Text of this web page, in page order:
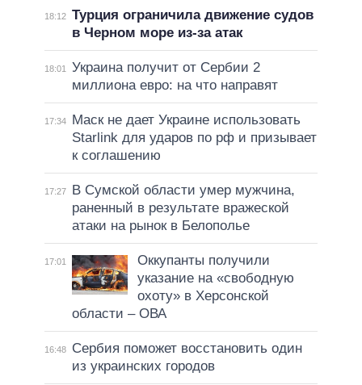
18:12 Турция ограничила движение судов
в Черном море из-за атак
18:01
Украина получит от Сербии 2
миллиона евро: на что направят
17:34
Маск не дает Украине использовать
Starlink для ударов по рф и призывает
к соглашению
17:27
В Сумской области умер мужчина,
раненный в результате вражеской
атаки на рынок в Белополье
17:01
Оккупанты получили
указание на «свободную
охоту» в Херсонской
области – ОВА
16:48
Сербия поможет восстановить один
из украинских городов